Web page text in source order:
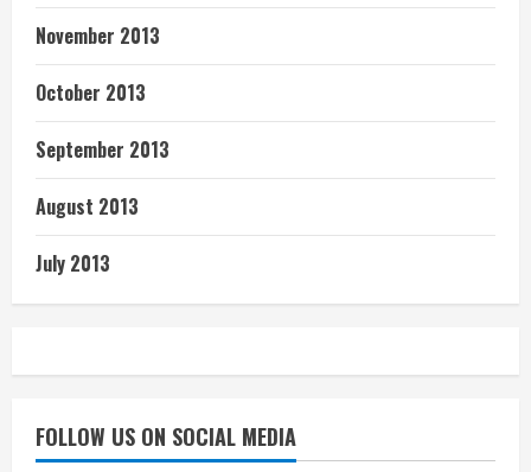
November 2013
October 2013
September 2013
August 2013
July 2013
FOLLOW US ON SOCIAL MEDIA